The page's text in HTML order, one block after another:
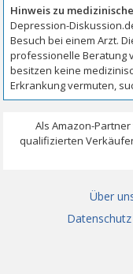
Über
Datenschutz